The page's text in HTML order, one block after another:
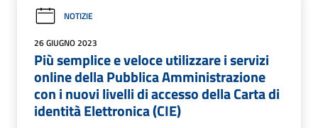
NOTIZIE
26 GIUGNO 2023
Più semplice e veloce utilizzare i servizi
online della Pubblica Amministrazione
con i nuovi livelli di accesso della Carta di
identità Elettronica (CIE)